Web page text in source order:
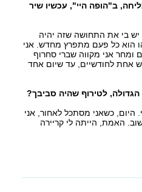
ב"הופה היי", עכשיו שיר
יש בי את התחושה שזה יהיה
הוא כל פעם מתפרץ מחדש. אני
ומחר אני מקווה שברי סחרוף
אחת לחודשיים, עד שיום אחד
לטירוף שהיה סביבך?
היום, כשאני מסתכל לאחור, אני
האמת, הייתה לי קריירה